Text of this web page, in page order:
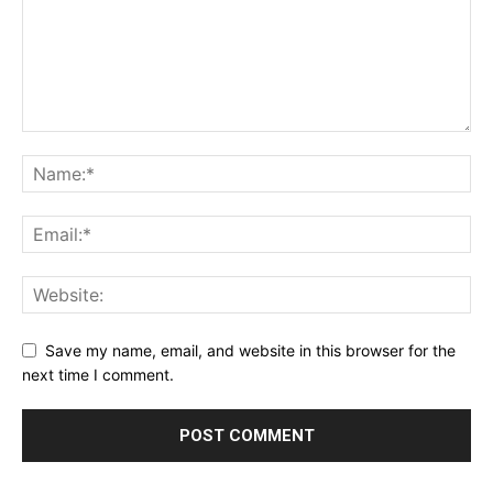
Save my name, email, and website in this browser for the
next time I comment.